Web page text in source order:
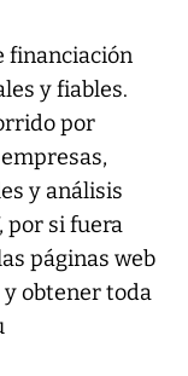
financiación
y fiables.
por
y análisis
por si fuera
páginas web
y obtener toda